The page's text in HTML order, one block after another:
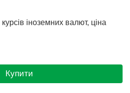
іноземних валют, ціна
Купити